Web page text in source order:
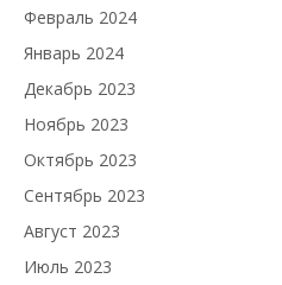
Февраль 2024
Январь 2024
Декабрь 2023
Ноябрь 2023
Октябрь 2023
Сентябрь 2023
Август 2023
Июль 2023